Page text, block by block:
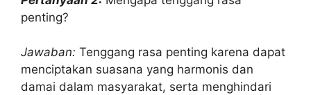
penting?
Jawaban: Tenggang rasa penting karena dapat
menciptakan suasana yang harmonis dan
damai dalam masyarakat, serta menghindari